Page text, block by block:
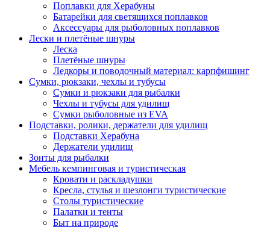
Поплавки для Херабуны
Батарейки для светящихся поплавков
Аксессуары для рыболовных поплавков
Лески и плетёные шнуры
Леска
Плетёные шнуры
Ледкоры и поводочный материал: карпфишинг
Сумки, рюкзаки, чехлы и тубусы
Сумки и рюкзаки для рыбалки
Чехлы и тубусы для удилищ
Сумки рыболовные из EVA
Подставки, ролики, держатели для удилищ
Подставки Херабуна
Держатели удилищ
Зонты для рыбалки
Мебель кемпинговая и туристическая
Кровати и раскладушки
Кресла, стулья и шезлонги туристические
Столы туристические
Палатки и тенты
Быт на природе